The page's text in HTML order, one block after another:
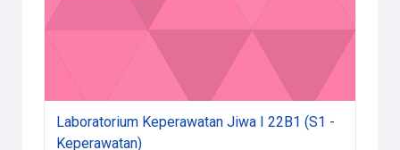
Laboratorium Keperawatan Jiwa I 22B1 (S1 -
Keperawatan)